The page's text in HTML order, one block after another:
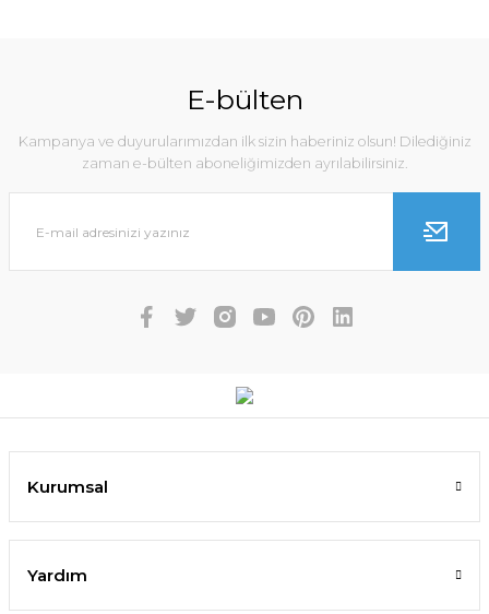
E-bülten
Kampanya ve duyurularımızdan ilk sizin haberiniz olsun! Dilediğiniz
zaman e-bülten aboneliğimizden ayrılabilirsiniz.
Kurumsal
Yardım